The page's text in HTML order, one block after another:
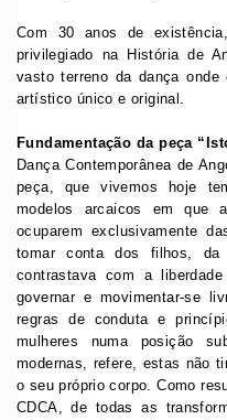
Com 30 anos de
privilegiado na História de
vasto terreno da dança
artístico único e original.
Fundamentação da peça
Dança Contemporânea de
peça, que vivemos hoje
modelos arcaicos em que
ocuparem exclusivamente
tomar conta dos filhos,
contrastava com a
governar e movimentar-se
regras de conduta e
mulheres numa posição
modernas, refere, estas não
o seu próprio corpo. Como
CDCA, de todas as